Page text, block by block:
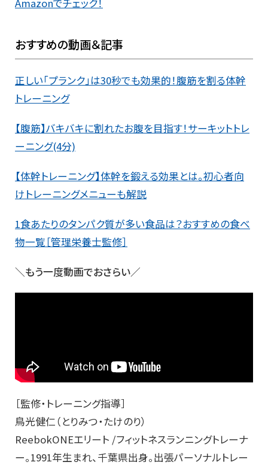
おすすめの動画＆記事
正しい「プランク」は30秒でも効果的！腹筋を割る体幹
トレーニング
【腹筋】バキバキに割れたお腹を目指す！サーキットトレ
ーニング(4分)
【体幹トレーニング】体幹を鍛える効果とは。初心者向
けトレーニングメニューも解説
1食あたりのタンパク質が多い食品は？おすすめの食べ
物一覧［管理栄養士監修］
＼もう一度動画でおさらい／
［監修・トレーニング指導］
鳥光健仁（とりみつ・たけのり）
ReebokONEエリート /フィットネスランニングトレーナ
ー。1991年生まれ、千葉県出身。出張パーソナルトレー